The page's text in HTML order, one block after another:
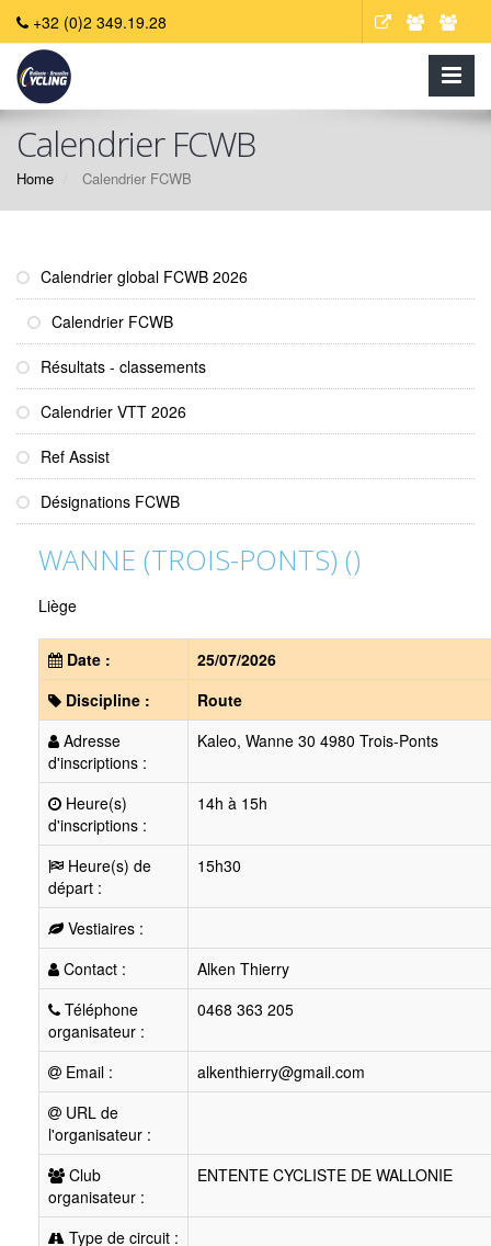
+32 (0)2 349.19.28
Calendrier FCWB
Home Calendrier FCWB
Calendrier global FCWB 2026
Calendrier FCWB
Résultats - classements
Calendrier VTT 2026
Ref Assist
Désignations FCWB
WANNE (TROIS-PONTS) ()
Liège
Date :
25/07/2026
Discipline :
Route
Adresse
d'inscriptions :
Kaleo, Wanne 30 4980 Trois-Ponts
Heure(s)
d'inscriptions :
14h à 15h
Heure(s) de
départ :
15h30
Vestiaires :
Contact :
Alken Thierry
Téléphone
organisateur :
0468 363 205
Email :
alkenthierry@gmail.com
URL de
l'organisateur :
Club
organisateur :
ENTENTE CYCLISTE DE WALLONIE
Type de circuit :